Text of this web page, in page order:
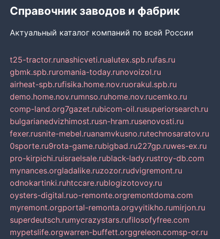
Справочник заводов и фабрик
Актуальный каталог компаний по всей России
t25-tractor.runashicveti.rualutex.spb.rufas.ru
gbmk.spb.ruromania-today.runovoizol.ru
airheat-spb.rufisika.home.nov.ruorakul.spb.ru
demo.home.nov.rumnso.ruhome.nov.rucemko.ru
comp-land.org7gazet.rubicom-oil.rusuperiorsearch.ru
bulgarianedvizhimost.rusn-hram.rusenovosti.ru
fexer.rusnite-mebel.ruanamvkusno.rutechnosaratov.ru
0sporte.ru9rota-game.rubigbad.ru227gp.ruwes-ex.ru
pro-kirpichi.ruisraelsale.rublack-lady.rustroy-db.com
mynances.orgladalike.ruzozor.rudvigremont.ru
odnokartinki.ruhtccare.rublogizotovoy.ru
oysters-digital.ruo-remonte.orgremontdoma.com
myremont.orgportal-remonta.orgvyitikho.rumirjon.ru
superdeutsch.rumycrazystars.rufilosofyfree.com
mypetslife.orgwarren-buffett.orggreleon.comsp-or.ru